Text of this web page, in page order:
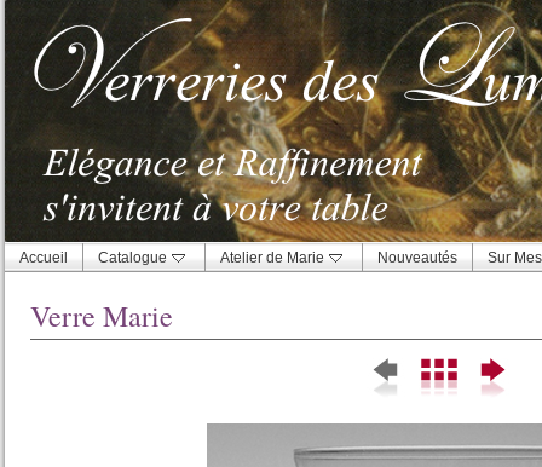
Accueil Catalogue Atelier de Marie Nouveautés Sur
Verre Marie